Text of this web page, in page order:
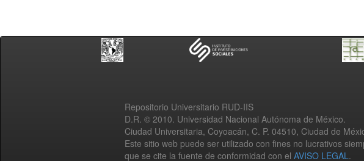
Repositorio Universitario RUD-IIS
D.R. © 2010. Universidad Nacional Autónoma de México.
Ciudad Universitaria, Coyoacán, C. P. 04510, Ciudad de
Este sitio web puede ser utilizado con fines no lucrativos
que se cite la fuente de conformidad con el AVISO LEGAL.